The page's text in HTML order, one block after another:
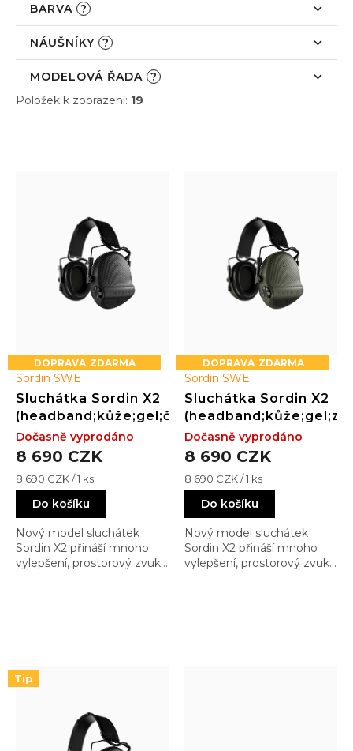
BARVA ?
NÁUŠNÍKY ?
MODELOVÁ ŘADA ?
Položek k zobrazení: 19
ZDARMA
Sordin SWE
Sluchátka Sordin X2
(headband;kůže;gel;černé)
8 690 CZK
Měrná
cena:
8 690 CZK / 1 ks
Do košíku
Nový model sluchátek
Sordin X2 přináší mnoho
vylepšení, prostorový zvuk,
Dočasně vyprodáno
ZDARMA
Sordin SWE
Sluchátka Sordin X2
8 690 CZK
Měrná
cena:
8 690 CZK / 1 ks
Do košíku
Nový model sluchátek
Sordin X2 přináší mnoho
vylepšení, prostorový zvuk,
Dočasně vyprodáno
Tip